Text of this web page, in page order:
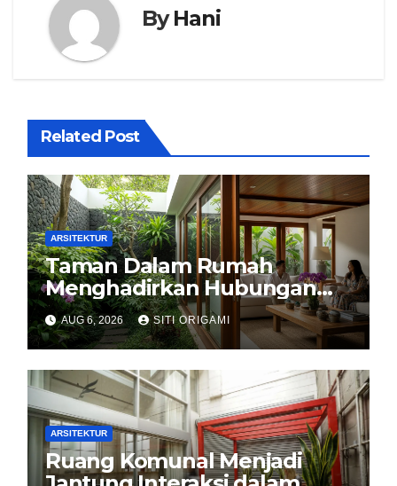
ByHani
Related Post
ARSITEKTUR
Taman Dalam Rumah
Menghadirkan Hubungan
Harmonis antara Arsitektur
dan Alam
AUG 6, 2026 SITI ORIGAMI
ARSITEKTUR
Ruang Komunal Menjadi